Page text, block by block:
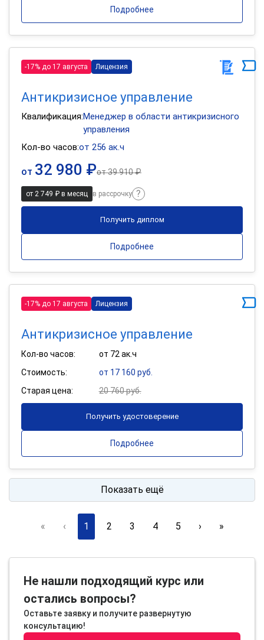
Подробнее
-17% до 17 августа Лицензия
Антикризисное управление
Квалификация:Менеджер в области антикризисного
управления
Кол-во часов:от 256 ак.ч
от 32 980 ₽от39 910 ₽
от 2 749 ₽ в месяц в рассрочку
Получить диплом
Подробнее
-17% до 17 августа Лицензия
Антикризисное управление
Кол-во часов:
от 72 ак.ч
Стоимость:
от 17 160 руб.
Старая цена:
20 760 руб.
Получить удостоверение
Подробнее
Показать ещё
« ‹ 1 2 3 4 5 › »
Не нашли подходящий курс или
остались вопросы?
Оставьте заявку и получите развернутую
консультацию!